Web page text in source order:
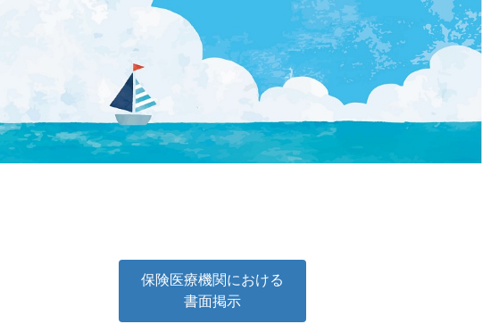
保険医療機関における
書面掲示